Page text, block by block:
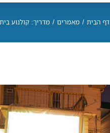
דף הבית / מאמרים / מדריך: קולנוע